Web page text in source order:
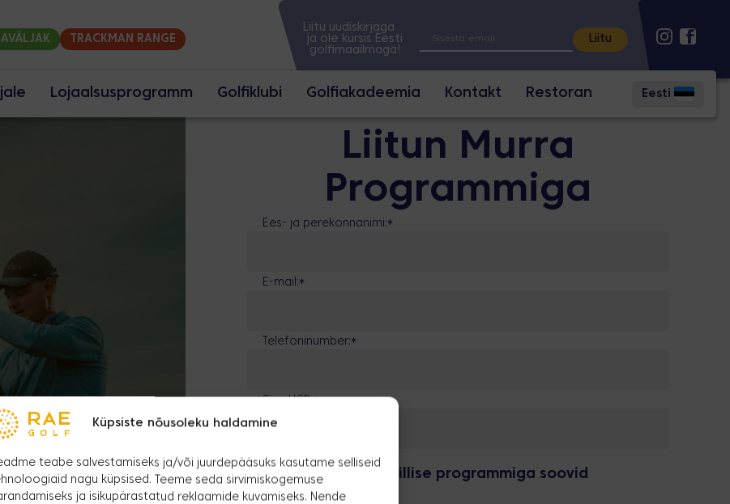
Küpsiste nõusoleku haldamine
teabe salvestamiseks ja/või juurdepääsuks kasutame selliseid
nagu küpsised. Teeme seda sirvimiskogemuse
ja isikupärastatud reklaamide kuvamiseks. Nende
TRACKMAN RANGE
Liitu uudiskirjaga
ja ole kursis Eesti
golfimaailmaga!
Lojaalsusprogramm Golfiklubi Golfiakadeemia Kontakt Restoran Eesti
Liitun Murra
Programmiga
Ees- ja perekonnanimi:*
E-mail:*
Telefoninumber:*
Sinu HCP:*
Anna meile teada, millise programmiga soovid
ühineda: